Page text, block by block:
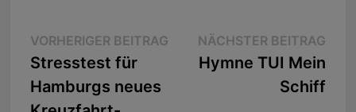
Beitragsnavigation
VORHERIGER BEITRAGVorheriger
Beitrag:
Stresstest für
Hamburgs neues
NÄCHSTER BEITRAG
Hymne TUI Mein
Schiff